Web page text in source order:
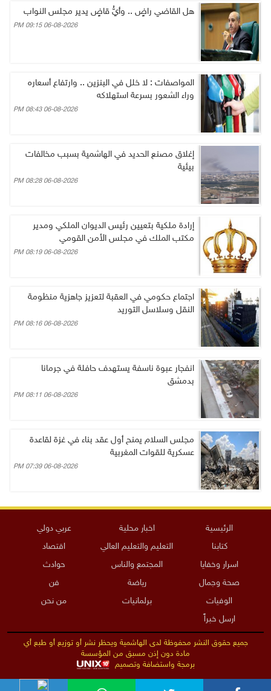
هل القاضي راضٍ .. وأيُّ قاضٍ يدير مجلس النواب
06-08-2026 09:15 PM
المواصفات : لا خلل في البنزين .. وارتفاع أسعاره
وراء الشعور بسرعة استهلاكه
06-08-2026 08:43 PM
إغلاق مصنع الحديد في الهاشمية بسبب مخالفات
بيئية
06-08-2026 08:28 PM
إرادة ملكية بتعيين رئيس الديوان الملكي ومدير
مكتب الملك في مجلس الأمن القومي
06-08-2026 08:19 PM
اجتماع حكومي في العقبة لتعزيز جاهزية منظومة
النقل وسلاسل التوريد
06-08-2026 08:16 PM
انفجار عبوة ناسفة يستهدف حافلة في جرمانا
بدمشق
06-08-2026 08:11 PM
مجلس السلام يمنح أول عقد بناء في غزة لقاعدة
عسكرية للقوات المغربية
06-08-2026 07:39 PM
الرئيسية اخبار محلية
عربي دولي
كتابنا
التعليم والتعليم العالي
اقتصاد
اسرار وخفايا
المجتمع والناس
حوادث
صحة وجمال
رياضة
فن
الوفيات
برلمانيات
من نحن
ارسل خبراً
جميع حقوق النشر محفوظة لدى الهاشمية ويحظر نشر أو توزيع أو طبع أي
مادة دون إذن مسبق من المؤسسة
برمجة واستضافة وتصميم